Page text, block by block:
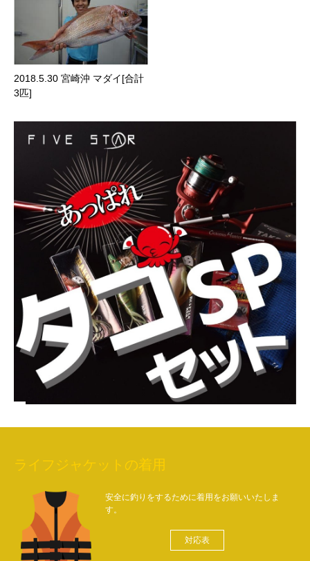
2018.5.30 宮崎沖 マダイ[合計
3匹]
ライフジャケットの着用
安全に釣りをするために着用をお願いいたしま
す。
対応表